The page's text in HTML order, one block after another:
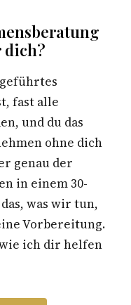
dich?
fast alle
und du das
ohne dich
genau der
in einem 30-
was wir tun,
Vorbereitung.
ich dir helfen